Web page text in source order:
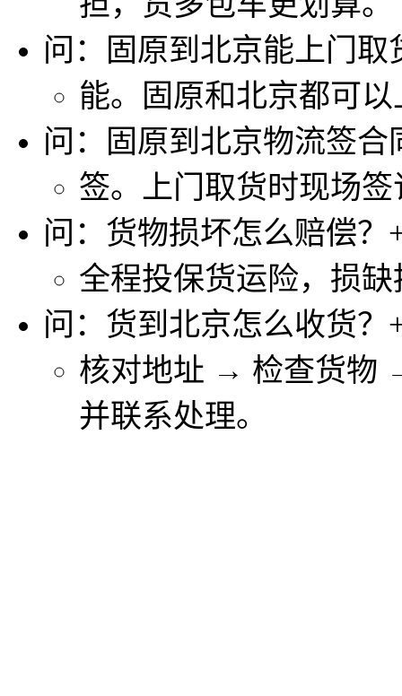
问：固原到北京能上门取
能。固原和北京都可
问：固原到北京物流签合
签。上门取货时现场
问：货物损坏怎么赔偿？
全程投保货运险，损
问：货到北京怎么收货？
核对地址 → 检查货物
并联系处理。